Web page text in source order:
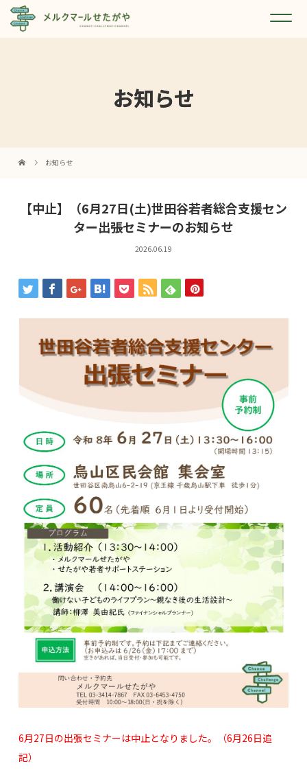
お知らせ
お知らせ
【中止】（6月27日(土)世田谷若者総合支援セン
ター出張セミナーのお知らせ
2026.06.19
6月27日の出張セミナーは中止となりました。（6月26日追
記）